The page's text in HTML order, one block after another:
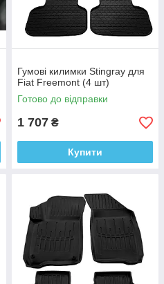
Гумові килимки Stingray для
Fiat Freemont (4 шт)
Готово до відправки
1 707 ₴
Купити